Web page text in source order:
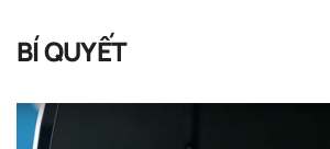
BÍ QUYẾT